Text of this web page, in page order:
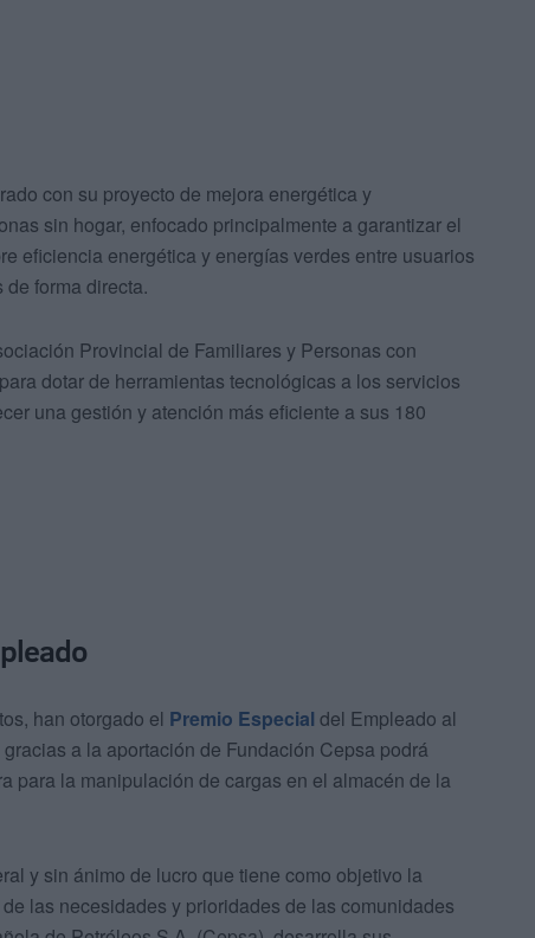
con su proyecto de mejora energética y
sin hogar, enfocado principalmente a garantizar el
eficiencia energética y energías verdes entre usuarios
forma directa.
Provincial de Familiares y Personas con
dotar de herramientas tecnológicas a los servicios
una gestión y atención más eficiente a sus 180
han otorgado el Premio Especial del Empleado al
a la aportación de Fundación Cepsa podrá
para la manipulación de cargas en el almacén de la
y sin ánimo de lucro que tiene como objetivo la
las necesidades y prioridades de las comunidades